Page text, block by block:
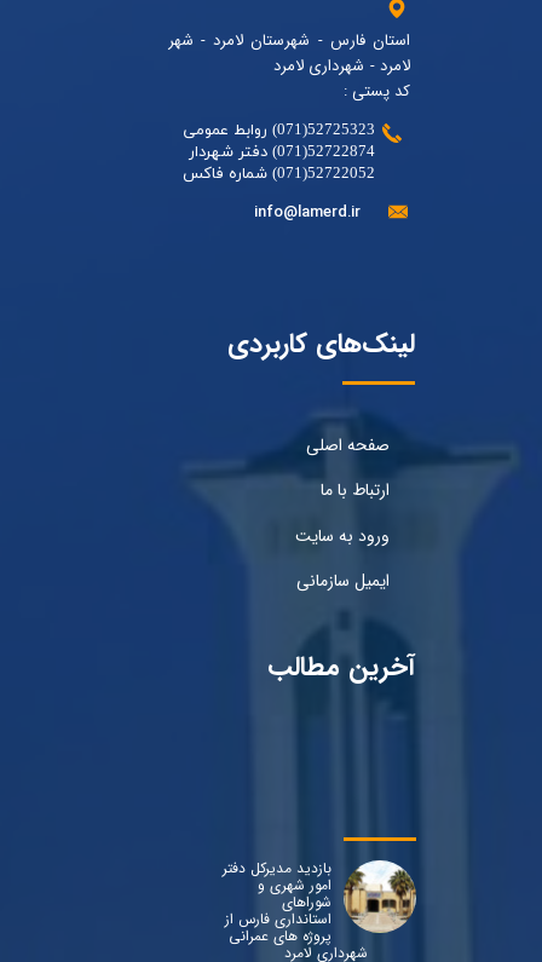
استان فارس - شهرستان لامرد - شهر
لامرد - شهرداری لامرد
کد پستی :
52725323(071) روابط عمومی
52722874(071) دفتر شهردار
52722052(071) شماره فاکس
info@lamerd.ir
لینک‌های کاربردی
صفحه اصلی
ارتباط با ما
ورود به سایت
ایمیل سازمانی
آخرین مطالب
بازدید مدیرکل دفتر
امور شهری و
شوراهای
استانداری فارس از
پروژه های عمرانی
شهرداری لامرد